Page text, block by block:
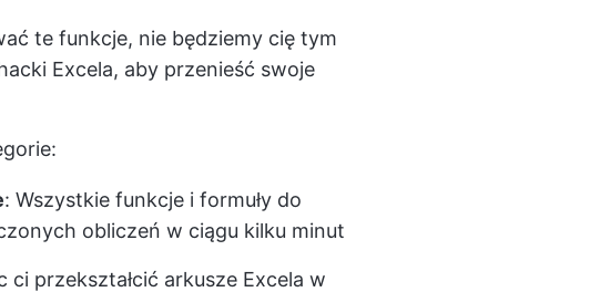
te funkcje, nie będziemy cię tym
Excela, aby przenieść swoje
: Wszystkie funkcje i formuły do
obliczeń w ciągu kilku minut
ci przekształcić arkusze Excela w